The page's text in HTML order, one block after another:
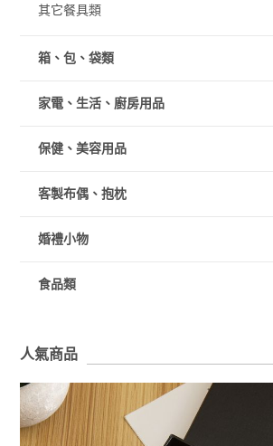
其它餐具類
箱、包、袋類
家電、生活、廚房用品
保健、美容用品
客製布偶、抱枕
婚禮小物
食品類
人氣商品